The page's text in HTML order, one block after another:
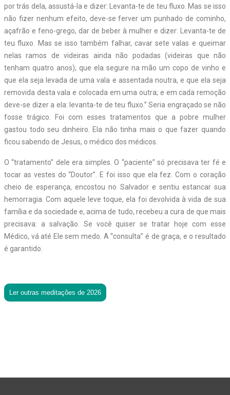
por trás dela, assustá-la e dizer: Levanta-te de teu fluxo. Mas se isso
não fizer nenhum efeito, deve-se ferver um punhado de cominho,
açafrão e feno-grego, dar de beber à mulher e dizer: Levanta-te de
teu fluxo. Mas se isso também falhar, cavar sete valas e queimar
nelas ramos de videiras ainda não podadas (videiras que não
tenham quatro anos); que ela segure na mão um copo de vinho e
que ela seja levada de uma vala e assentada noutra, e que ela seja
removida desta vala e colocada em uma outra; e em cada remoção
deve-se dizer a ela: levanta-te de teu fluxo.” Seria engraçado se não
fosse trágico. Foi com esses tratamentos que a pobre mulher
gastou todo seu dinheiro. Ela não tinha mais o que fazer quando
ficou sabendo de Jesus, o médico dos médicos.
O “tratamento” dele era simples. O “paciente” só precisava ter fé e
tocar as vestes do “Doutor”. E foi isso que ela fez. Com o coração
cheio de esperança, encostou no Salvador e sentiu estancar sua
hemorragia. Com aquele leve toque, ela foi devolvida à vida de sua
família e da sociedade e, acima de tudo, recebeu a cura de que mais
precisava: a salvação. Se você quiser se tratar hoje com esse
Médico, vá até Ele sem medo. A “consulta” é de graça, e o resultado
é garantido.
Ler outras meditações de 2026